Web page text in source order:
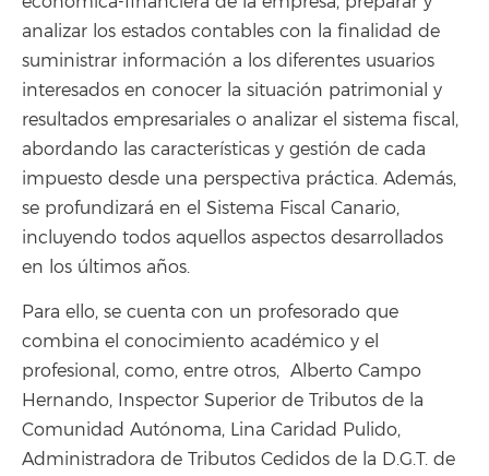
analizar los estados contables con la finalidad de
suministrar información a los diferentes usuarios
interesados en conocer la situación patrimonial y
resultados empresariales o analizar el sistema fiscal,
abordando las características y gestión de cada
impuesto desde una perspectiva práctica. Además,
se profundizará en el Sistema Fiscal Canario,
incluyendo todos aquellos aspectos desarrollados
en los últimos años.
Para ello, se cuenta con un profesorado que
combina el conocimiento académico y el
profesional, como, entre otros, Alberto Campo
Hernando, Inspector Superior de Tributos de la
Comunidad Autónoma, Lina Caridad Pulido,
Administradora de Tributos Cedidos de la D.G.T. de